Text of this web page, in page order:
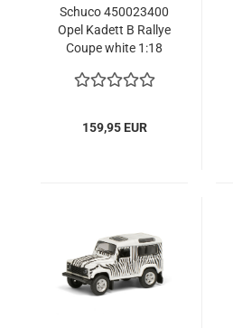
Schuco 450023400
Opel Kadett B Rallye
Coupe white 1:18
Modellauto
159,95 EUR